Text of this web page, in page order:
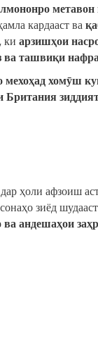
метавон
кардааст ва
ки арзишҳои
ва ташвиқи
мехоҳад хомӯш
Британия
ҳоли афзоиш
зиёд
андешаҳои